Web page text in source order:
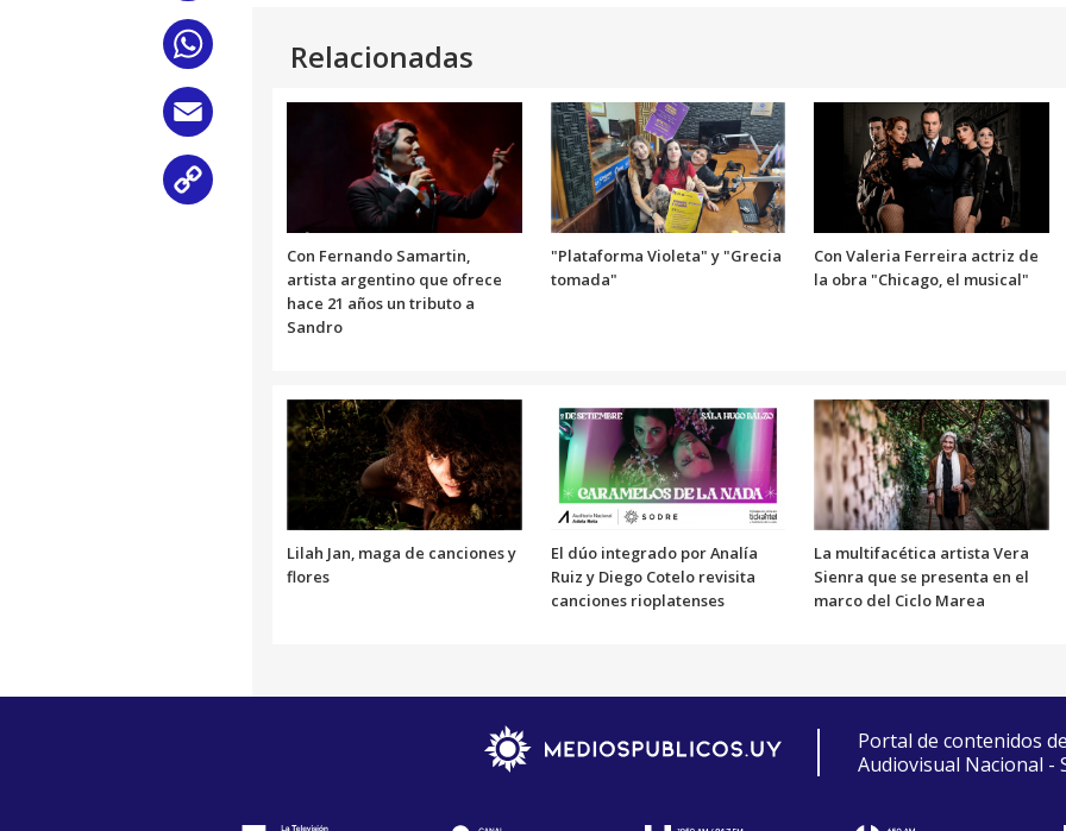
WhatsAppRelacionadas
Con Fernando Samartin,
artista argentino que ofrece
hace 21 años un tributo a
Sandro
"Plataforma Violeta" y "Grecia
tomada"
Con Valeria Ferreira actriz de
la obra "Chicago, el musical"
Lilah Jan, maga de canciones y
flores
El dúo integrado por Analía
Ruiz y Diego Cotelo revisita
canciones rioplatenses
La multifacética artista Vera
Sienra que se presenta en el
marco del Ciclo Marea
Portal de contenidos
Audiovisual Nacional -